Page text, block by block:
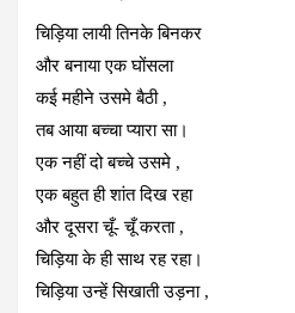
चिड़िया लायी तिनके बिनकर
और बनाया एक घोंसला
कई महीने उसमे बैठी ,
तब आया बच्चा प्यारा सा।
एक नहीं दो बच्चे उसमे ,
एक बहुत ही शांत दिख रहा
और दूसरा चूँ- चूँ करता ,
चिड़िया के ही साथ रह रहा।
चिड़िया उन्हें सिखाती उड़ना ,